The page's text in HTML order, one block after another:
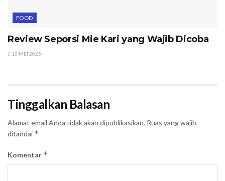
FOOD
Review Seporsi Mie Kari yang Wajib Dicoba
10 MEI 2025
Tinggalkan Balasan
Alamat email Anda tidak akan dipublikasikan. Ruas yang wajib
ditandai *
Komentar *